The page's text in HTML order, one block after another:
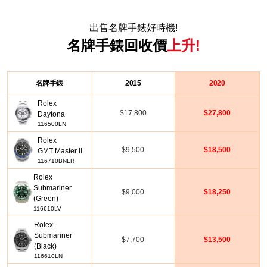
出售名牌手錶好時機!
名牌手錶回收價上升!
名牌手錶 2015 2020
Rolex
Daytona
116500LN
$17,800 $27,800
Rolex
GMT Master II
116710BNLR
$9,500 $18,500
Rolex
Submariner
(Green)
116610LV
$9,000 $18,250
Rolex
Submariner
(Black)
116610LN
$7,700 $13,500